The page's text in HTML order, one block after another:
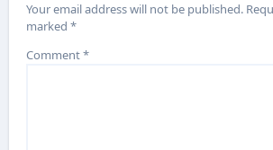
Your email address will not be published.
marked*
Comment*